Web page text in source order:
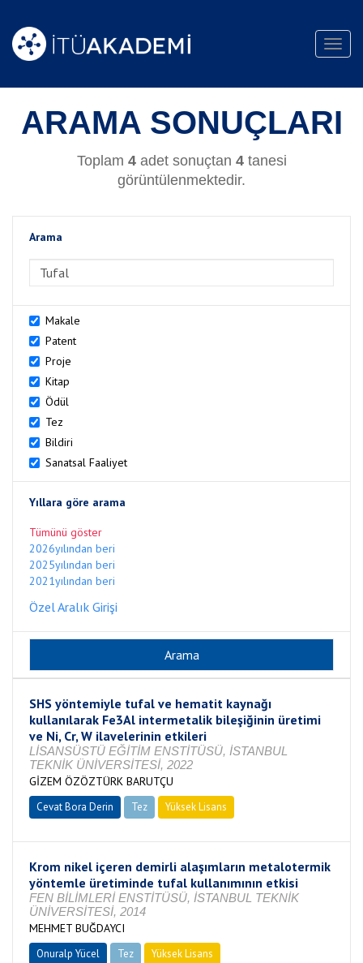
ARAMA SONUÇLARI
Toplam 4adet sonuçtan 4tanesi
görüntülenmektedir.
Arama
Makale
Patent
Proje
Kitap
Ödül
Tez
Bildiri
Sanatsal Faaliyet
Yıllara göre arama
Tümünü göster
2026yılından beri
2025yılından beri
2021yılından beri
Özel Aralık Girişi
SHS yöntemiyle tufal ve hematit kaynağı
kullanılarak Fe3Al intermetalik bileşiğinin üretimi
ve Ni, Cr, W ilavelerinin etkileri
LİSANSÜSTÜ EĞİTİM ENSTİTÜSÜ, İSTANBUL
TEKNİK ÜNİVERSİTESİ, 2022
GİZEM ÖZÖZTÜRK BARUTÇU
Cevat Bora Derin Tez Yüksek Lisans
Krom nikel içeren demirli alaşımların metalotermik
yöntemle üretiminde tufal kullanımının etkisi
FEN BİLİMLERİ ENSTİTÜSÜ, İSTANBUL TEKNİK
ÜNİVERSİTESİ, 2014
MEHMET BUĞDAYCI
Onuralp Yücel Tez Yüksek Lisans